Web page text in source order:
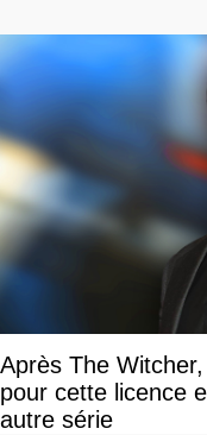
Après The
pour cette licence
autre série